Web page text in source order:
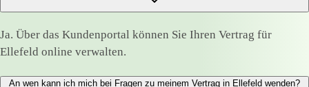
Ja. Über das Kundenportal können Sie Ihren Vertrag für
Ellefeld online verwalten.
An wen kann ich mich bei Fragen zu meinem Vertrag in Ellefeld wenden?